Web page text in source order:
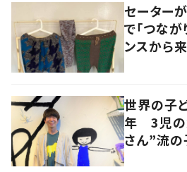
セーター
で「つなが
ンスから
世界の子
年 3児の
さん”流の